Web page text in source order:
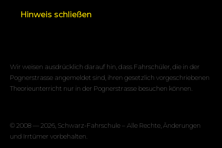
Hinweis schließen
Wir weisen ausdrücklich darauf hin, dass Fahrschüler, die in der
Pognerstrasse angemeldet sind, ihren gesetzlich vorgeschriebenen
Theorieunterricht nur in der Pognerstrasse besuchen können.
© 2008 —2026, Schwarz-Fahrschule – Alle Rechte, Änderungen
und Irrtümer vorbehalten.